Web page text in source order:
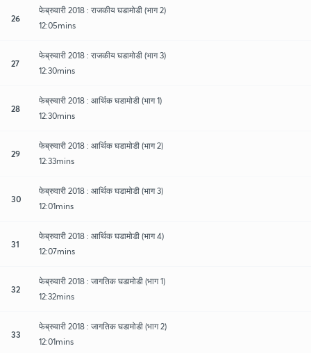
26
फेब्रुवारी 2018 : राजकीय घडामोडी (भाग 2)
12:05mins
27
फेब्रुवारी 2018 : राजकीय घडामोडी (भाग 3)
12:30mins
28
फेब्रुवारी 2018 : आर्थिक घडामोडी (भाग 1)
12:30mins
29
फेब्रुवारी 2018 : आर्थिक घडामोडी (भाग 2)
12:33mins
30
फेब्रुवारी 2018 : आर्थिक घडामोडी (भाग 3)
12:01mins
31
फेब्रुवारी 2018 : आर्थिक घडामोडी (भाग 4)
12:07mins
32
फेब्रुवारी 2018 : जागतिक घडामोडी (भाग 1)
12:32mins
33
फेब्रुवारी 2018 : जागतिक घडामोडी (भाग 2)
12:01mins